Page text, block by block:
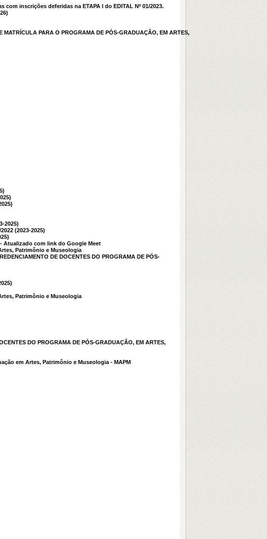
inscrições deferidas na ETAPA I do EDITAL Nº 01/2023.
MATRÍCULA PARA O PROGRAMA DE PÓS-GRADUAÇÃO, EM ARTES,
2025)
(2023-2025)
Atualizado com link do Google Meet
Patrimônio e Museologia
DE DOCENTES DO PROGRAMA DE PÓS-
Patrimônio e Museologia
DO PROGRAMA DE PÓS-GRADUAÇÃO, EM ARTES,
em Artes, Patrimônio e Museologia - MAPM